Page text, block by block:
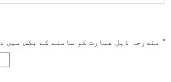
* مندرجہ ذیل عبارت کو سامنے کے بکس میں